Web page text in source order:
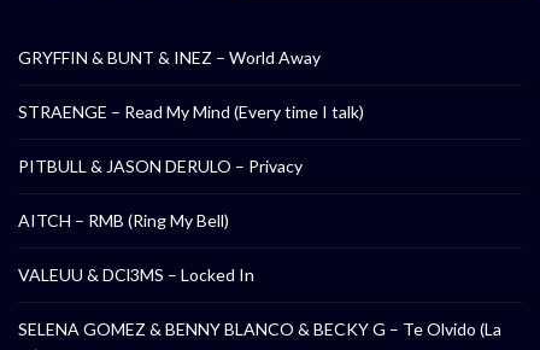
GRYFFIN & BUNT & INEZ – World Away
STRAENGE – Read My Mind (Every time I talk)
PITBULL & JASON DERULO – Privacy
AITCH – RMB (Ring My Bell)
VALEUU & DCl3MS – Locked In
SELENA GOMEZ & BENNY BLANCO & BECKY G – Te Olvido (La